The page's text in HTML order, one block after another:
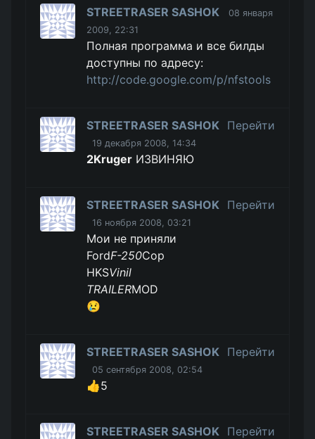
STREETRASER SASHOK
08 января
2009, 22:31
Полная программа и все билды
доступны по адресу:
http://code.google.com/p/nfstools
STREETRASER SASHOK
19 декабря 2008, 14:34
Перейти
2Kruger ИЗВИНЯЮ
STREETRASER SASHOK
16 ноября 2008, 03:21
Перейти
Мои не приняли
FordF-250Cop
HKSVinil
TRAILERMOD
😢
STREETRASER SASHOK
05 сентября 2008, 02:54
Перейти
👍5
STREETRASER SASHOK Перейти